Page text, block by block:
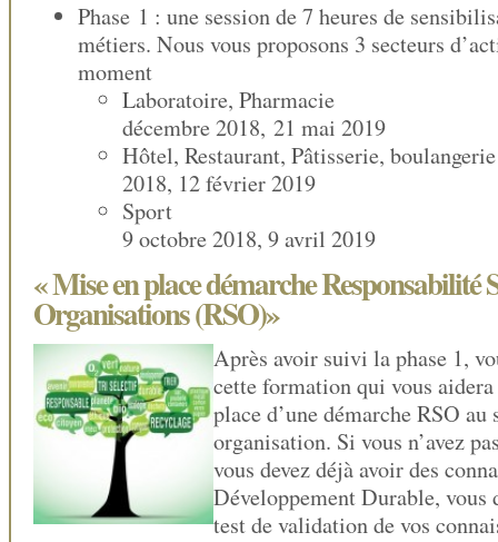
Phase 1 : une session de 7 heures de
métiers. Nous vous proposons 3 secteurs
moment
Laboratoire,
décembre 2018, 21 mai 2019
Hôtel, Restaurant, Pâtisserie,
2018, 12 février 2019
9 octobre 2018, 9 avril 2019
« Mise en place démarche Responsabilité
Organisations (RSO)»
Après avoir suivi la phase 1,
cette formation qui vous
place d’une démarche RSO au
organisation. Si vous n’avez
vous devez déjà avoir des
Développement Durable, vous
test de validation de vos